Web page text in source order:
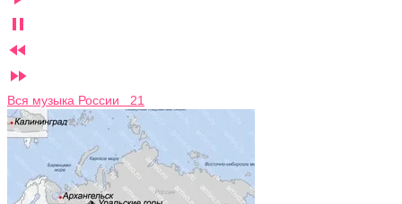



Вся музыка России 21